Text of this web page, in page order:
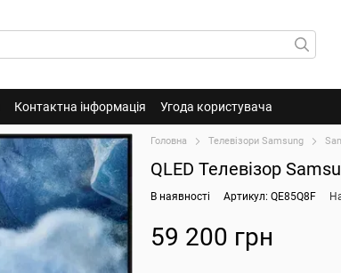
Контактна інформація Угода користувача
Головна Телевізори Samsung
QLED Телевізор
В наявності Артикул: QE85Q8F
59 200 грн